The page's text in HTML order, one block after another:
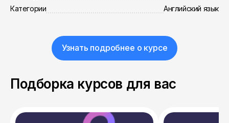
Категории
Английский язык
Узнать подробнее о курсе
Подборка курсов для вас